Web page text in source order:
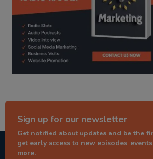
Sign up for our newsletter
Get notified about updates and be the
get early access to new episodes,
more.